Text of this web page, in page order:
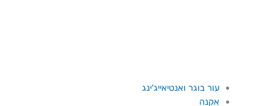
עור בוגר ואנטיאייג'ינג
אקנה